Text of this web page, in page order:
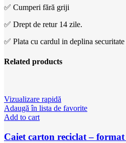
✅ Cumperi fără griji
✅ Drept de retur 14 zile.
✅ Plata cu cardul in deplina
Related products
Vizualizare rapidă
Adaugă în lista de favorite
Add to cart
Caiet carton reciclat – format